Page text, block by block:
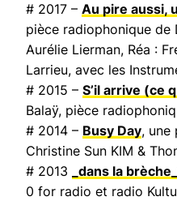
# 2017 – Au pire aussi,
pièce radiophonique de
Aurélie Lierman, Réa :
Larrieu, avec les
# 2015 – S’il arrive (ce
Balaÿ, pièce
# 2014 – Busy Day, une
Christine Sun KIM &
# 2013
_dans la
0 for radio et radio